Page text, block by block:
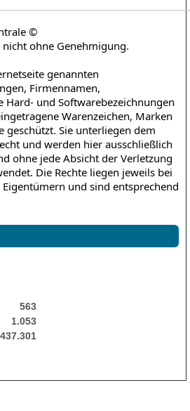
©
ohne Genehmigung.
genannten
Firmennamen,
Hard- und Softwarebezeichnungen
Warenzeichen, Marken
geschützt. Sie unterliegen dem
und werden hier ausschließlich
ohne jede Absicht der Verletzung
Die Rechte liegen jeweils bei
und sind entsprechend
563
1.053